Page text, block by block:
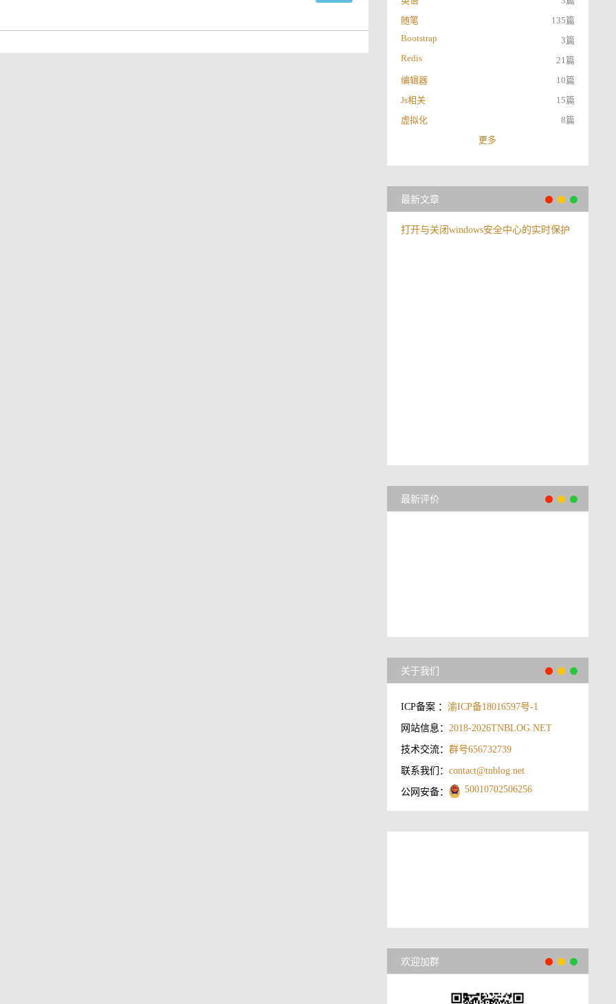
随笔
135篇
Bootstrap
3篇
Redis
21篇
编辑器
10篇
Js相关
15篇
虚拟化
8篇
更多
最新文章
打开与关闭windows安全中心的实时保护
最新评价
关于我们
ICP备案 ：渝ICP备18016597号-1
网站信息：2018-2026TNBLOG.NET
技术交流：群号656732739
联系我们：contact@tnblog.net
公网安备： 50010702506256
欢迎加群